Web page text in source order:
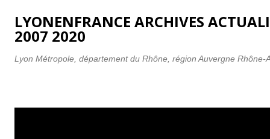
Accéder au contenu principal
LYONENFRANCE ARCHIVES
2007 2020
Lyon Métropole, département du Rhône, région Auvergne Rhône-